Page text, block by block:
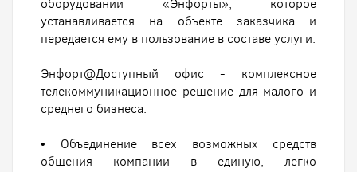
оборудовании «Энфорты», которое
устанавливается на объекте заказчика и
передается ему в пользование в составе услуги.
Энфорт@Доступный офис - комплексное
телекоммуникационное решение для малого и
среднего бизнеса:
• Объединение всех возможных средств
общения компании в единую, легко